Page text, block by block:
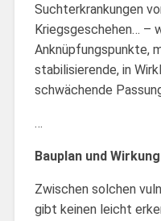
Suchterkrankungen
Kriegsgeschehen… –
Anknüpfungspunkte,
stabilisierende, in
schwächende
…
Bauplan und Wirkung
Zwischen solchen
gibt keinen leicht